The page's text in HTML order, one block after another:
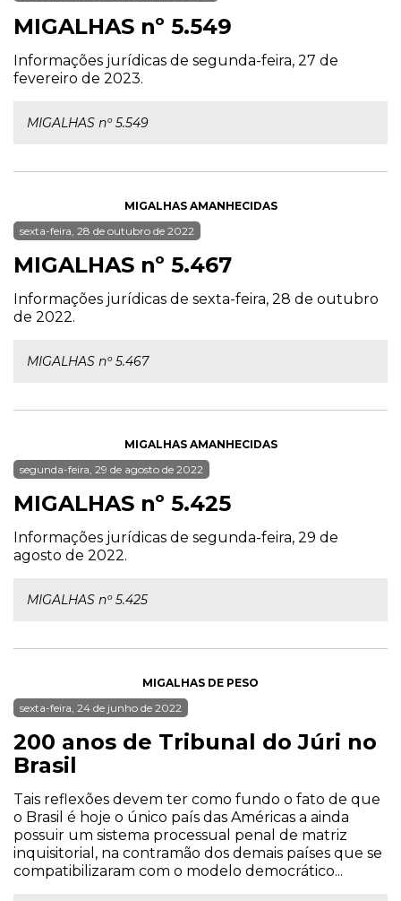
MIGALHAS nº 5.549
Informações jurídicas de segunda-feira, 27 de
fevereiro de 2023.
MIGALHAS nº 5.549
MIGALHAS AMANHECIDAS
sexta-feira, 28 de outubro de 2022
MIGALHAS nº 5.467
Informações jurídicas de sexta-feira, 28 de outubro
de 2022.
MIGALHAS nº 5.467
MIGALHAS AMANHECIDAS
segunda-feira, 29 de agosto de 2022
MIGALHAS nº 5.425
Informações jurídicas de segunda-feira, 29 de
agosto de 2022.
MIGALHAS nº 5.425
MIGALHAS DE PESO
sexta-feira, 24 de junho de 2022
200 anos de Tribunal do Júri no
Brasil
Tais reflexões devem ter como fundo o fato de que
o Brasil é hoje o único país das Américas a ainda
possuir um sistema processual penal de matriz
inquisitorial, na contramão dos demais países que se
compatibilizaram com o modelo democrático...